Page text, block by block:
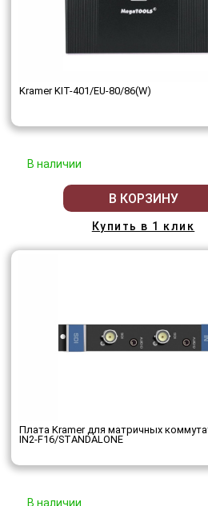
Kramer KIT-401/EU-80/86(W)
В наличии
В КОРЗИНУ
Купить в 1 клик
Плата Kramer для матричных
IN2-F16/STANDALONE
В наличии